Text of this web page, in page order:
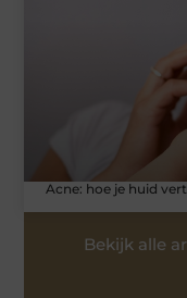
Acne: hoe je huid
Bekijk alle